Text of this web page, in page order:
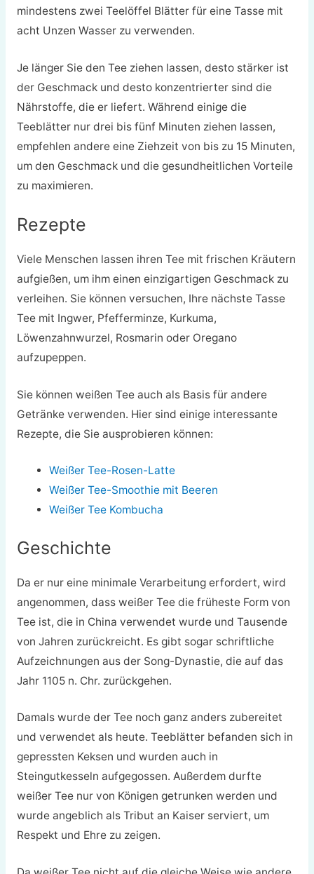
mindestens zwei Teelöffel Blätter für eine Tasse mit
acht Unzen Wasser zu verwenden.
Je länger Sie den Tee ziehen lassen, desto stärker ist
der Geschmack und desto konzentrierter sind die
Nährstoffe, die er liefert. Während einige die
Teeblätter nur drei bis fünf Minuten ziehen lassen,
empfehlen andere eine Ziehzeit von bis zu 15 Minuten,
um den Geschmack und die gesundheitlichen Vorteile
zu maximieren.
Rezepte
Viele Menschen lassen ihren Tee mit frischen Kräutern
aufgießen, um ihm einen einzigartigen Geschmack zu
verleihen. Sie können versuchen, Ihre nächste Tasse
Tee mit Ingwer, Pfefferminze, Kurkuma,
Löwenzahnwurzel, Rosmarin oder Oregano
aufzupeppen.
Sie können weißen Tee auch als Basis für andere
Getränke verwenden. Hier sind einige interessante
Rezepte, die Sie ausprobieren können:
Weißer Tee-Rosen-Latte
Weißer Tee-Smoothie mit Beeren
Weißer Tee Kombucha
Geschichte
Da er nur eine minimale Verarbeitung erfordert, wird
angenommen, dass weißer Tee die früheste Form von
Tee ist, die in China verwendet wurde und Tausende
von Jahren zurückreicht. Es gibt sogar schriftliche
Aufzeichnungen aus der Song-Dynastie, die auf das
Jahr 1105 n. Chr. zurückgehen.
Damals wurde der Tee noch ganz anders zubereitet
und verwendet als heute. Teeblätter befanden sich in
gepressten Keksen und wurden auch in
Steingutkesseln aufgegossen. Außerdem durfte
weißer Tee nur von Königen getrunken werden und
wurde angeblich als Tribut an Kaiser serviert, um
Respekt und Ehre zu zeigen.